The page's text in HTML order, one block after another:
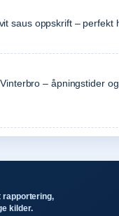
saus oppskrift –
– åpningstider
rapportering,
kilder.